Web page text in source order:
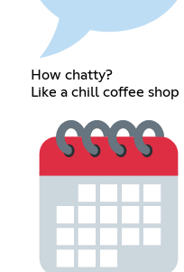
How chatty?
Like a chill coffee shop